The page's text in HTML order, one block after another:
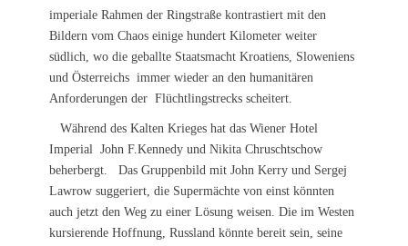
imperiale Rahmen der Ringstraße kontrastiert mit den
Bildern vom Chaos einige hundert Kilometer weiter
südlich, wo die geballte Staatsmacht Kroatiens, Sloweniens
und Österreichs immer wieder an den humanitären
Anforderungen der Flüchtlingstrecks scheitert.
Während des Kalten Krieges hat das Wiener Hotel
Imperial John F.Kennedy und Nikita Chruschtschow
beherbergt. Das Gruppenbild mit John Kerry und Sergej
Lawrow suggeriert, die Supermächte von einst könnten
auch jetzt den Weg zu einer Lösung weisen. Die im Westen
kursierende Hoffnung, Russland könnte bereit sein, seine